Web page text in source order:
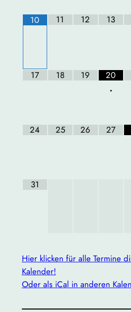
10 11 12 13
17 18 19
20
•
24 25 26 27
31
Hier klicken für alle Termine
Kalender!
Oder als iCal in anderen